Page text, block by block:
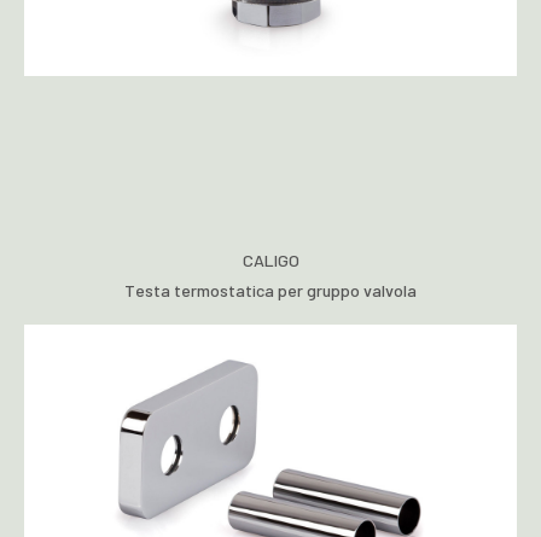
CALIGO
Testa termostatica per gruppo valvola